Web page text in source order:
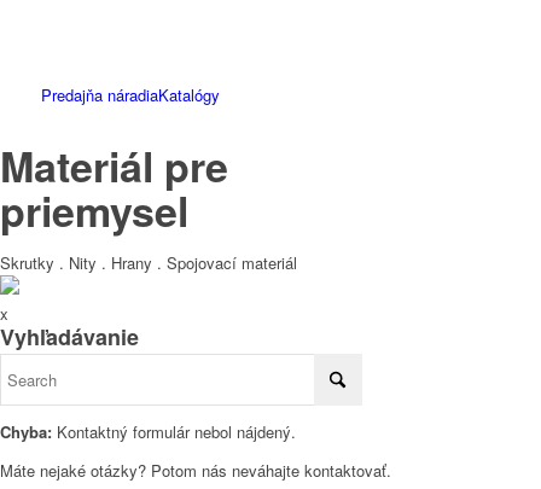
Predajňa náradiaKatalógy
Materiál pre
priemysel
Skrutky . Nity . Hrany . Spojovací materiál
x
Vyhľadávanie
Chyba: Kontaktný formulár nebol nájdený.
Máte nejaké otázky? Potom nás neváhajte kontaktovať.